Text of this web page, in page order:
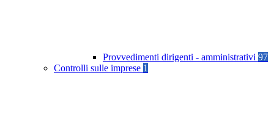
Provvedimenti dirigenti - amministrativi 97
Controlli sulle imprese 1